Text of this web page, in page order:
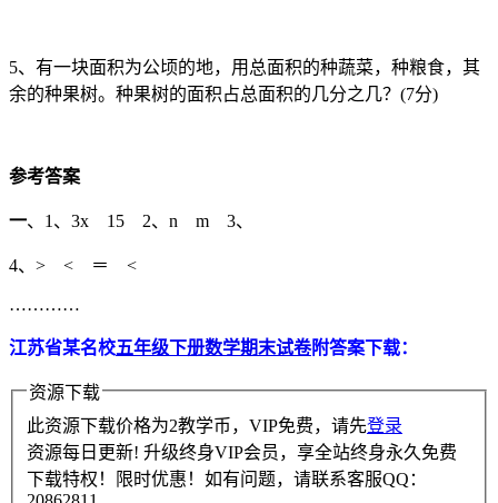
5、有一块面积为公顷的地，用总面积的种蔬菜，种粮食，其
余的种果树。种果树的面积占总面积的几分之几？(7分)
参考答案
一、1、3x 15 2、n m 3、
4、> < ＝ <
…………
江苏省某名校五年级下册数学期末试卷附答案下载：
资源下载
此资源下载价格为2教学币，VIP免费，请先登录
资源每日更新! 升级终身VIP会员，享全站终身永久免费
下载特权！限时优惠！如有问题，请联系客服QQ：